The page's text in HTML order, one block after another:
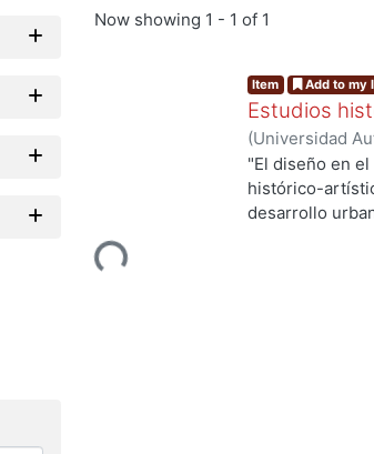
Now showing 1 - 1 of 1
Loading...
Item Add to my
Estudios
(Universidad
Artes para el
Redondo
Alejandro;
"El diseño en
histórico-
desarrollo